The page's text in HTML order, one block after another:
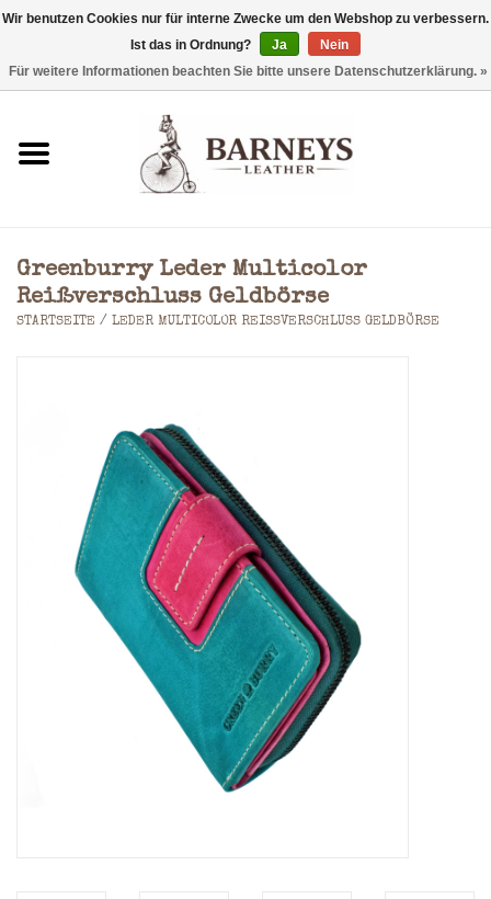
0 Artikel - €0,00
Geldbörse
Rucksäcke
Accessoires
Greenburry Leder Multicolor
Reißverschluss Geldbörse
STARTSEITE / LEDER MULTICOLOR REISSVERSCHLUSS GELDBÖRSE
Wir benutzen Cookies nur für interne Zwecke um den Webshop zu verbessern.
Ist das in Ordnung?
Ja
Nein
Für weitere Informationen beachten Sie bitte unsere Datenschutzerklärung. »